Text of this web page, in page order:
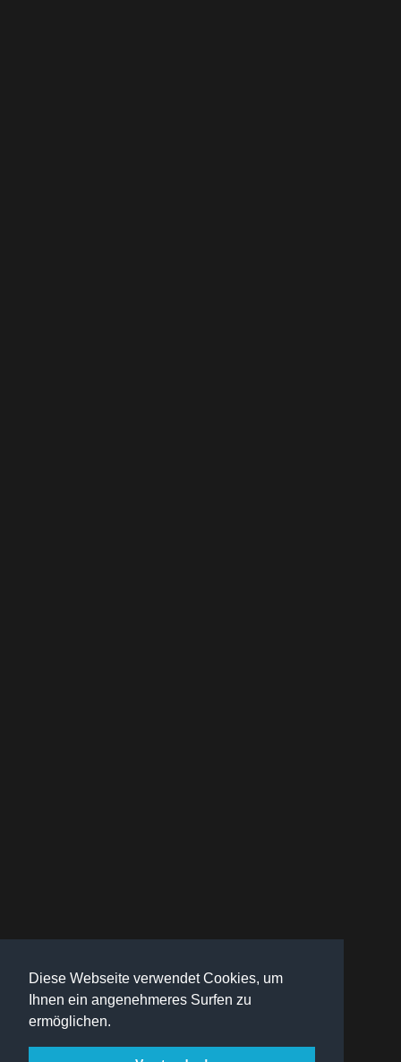
Diese Webseite verwendet Cookies, um
Ihnen ein angenehmeres Surfen zu
ermöglichen.